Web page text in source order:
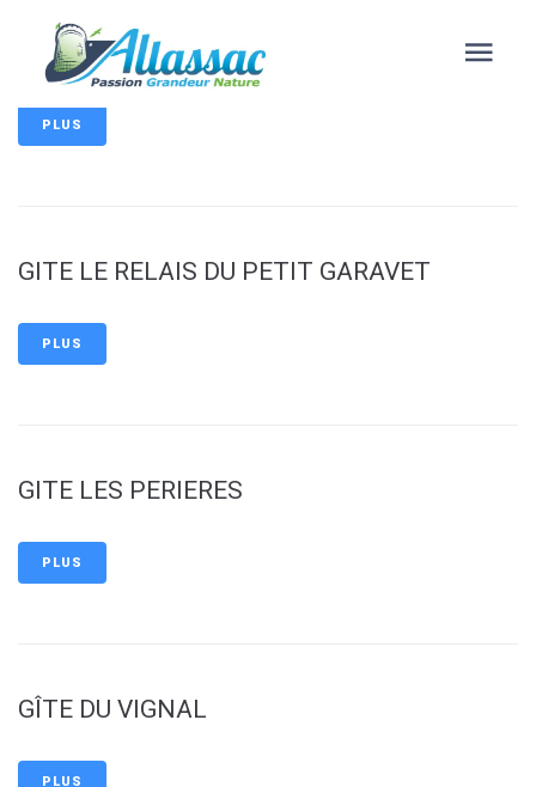
principal
GÎTE LA FAMILLE, LES AMIS
PLUS
GITE LE RELAIS DU PETIT GARAVET
PLUS
GITE LES PERIERES
PLUS
GÎTE DU VIGNAL
PLUS